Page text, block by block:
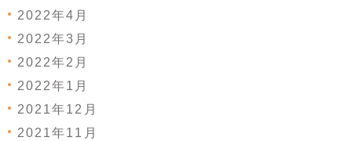
2022年4月
2022年3月
2022年2月
2022年1月
2021年12月
2021年11月